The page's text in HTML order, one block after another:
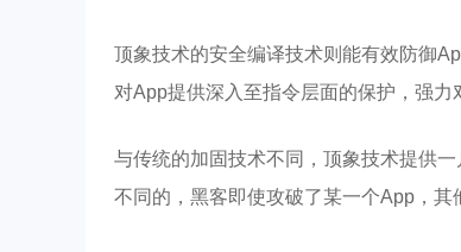
顶象技术的安全编译技术则能有效防御
对App提供深⼊⾄指令层⾯的保护，强⼒
与传统的加固技术不同，顶象技术提供
不同的，⿊客即使攻破了某⼀个App，其